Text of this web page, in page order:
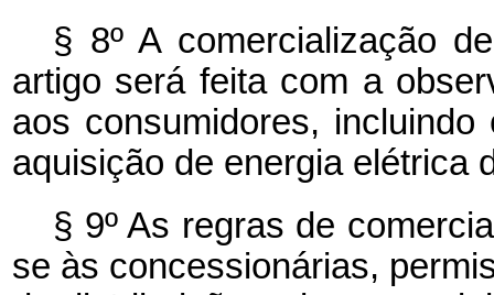
§ 8º A comercialização
artigo será feita com a
aos consumidores,
aquisição de energia elétrica
§ 9º As regras de
se às concessionárias,